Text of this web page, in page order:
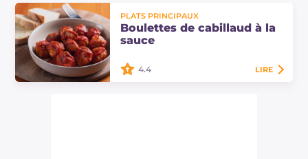
effeuillée avec pain croustillant et
radis est un plat composé de
nombreux éléments au goût
PLATS PRINCIPAUX
Boulettes de cabillaud à la
sauce
4.4 LIRE